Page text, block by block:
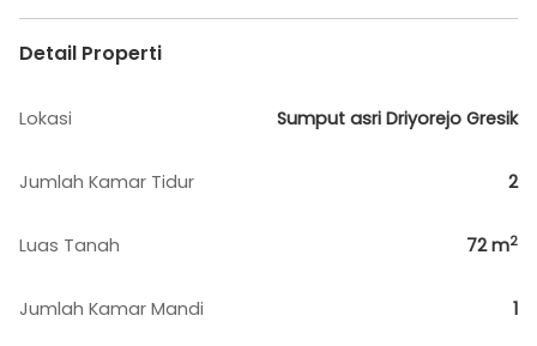
Detail Properti
Lokasi Sumput asri Driyorejo Gresik
Jumlah Kamar Tidur 2
Luas Tanah 72m2
Jumlah Kamar Mandi 1